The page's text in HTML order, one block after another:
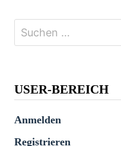
Suchen
USER-BEREICH
Anmelden
Registrieren